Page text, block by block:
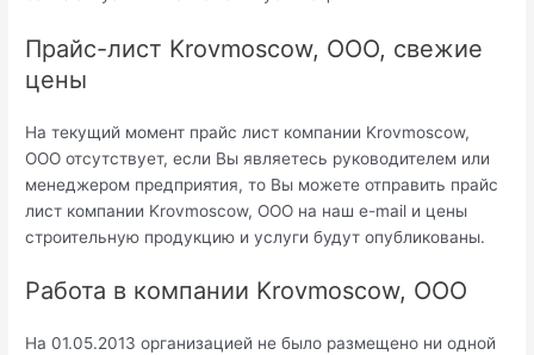
Прайс-лист Krovmoscow, ООО, свежие
цены
На текущий момент прайс лист компании Krovmoscow,
ООО отсутствует, если Вы являетесь руководителем или
менеджером предприятия, то Вы можете отправить прайс
лист компании Krovmoscow, ООО на наш e-mail и цены
строительную продукцию и услуги будут опубликованы.
Работа в компании Krovmoscow, ООО
На 01.05.2013 организацией не было размещено ни одной